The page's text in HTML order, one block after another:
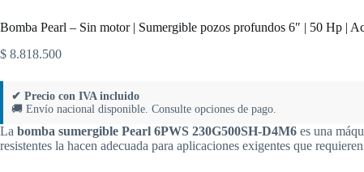
Bomba Pearl – Sin motor | Sumergible pozos profundos 6″ | 50 Hp
$ 8.818.500
✔ Precio con IVA incluido
🚚 Envío nacional disponible. Consulte opciones de pago.
La bomba sumergible Pearl 6PWS 230G500SH-D4M6 es una
resistentes la hacen adecuada para aplicaciones exigentes que